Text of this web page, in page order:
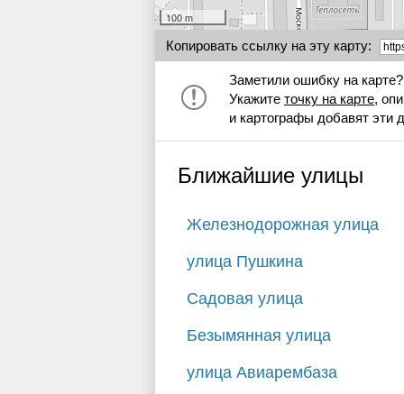
100 m
Копировать ссылку на эту карту:
Заметили ошибку на карте?
Укажите точку на карте,
и картографы добавят эти
Ближайшие улицы
Железнодорожная улица
улица Пушкина
Садовая улица
Безымянная улица
улица Авиарембаза